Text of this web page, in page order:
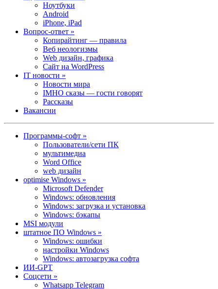
Ноутбуки
Android
iPhone, iPad
Вопрос-ответ »
Копирайтинг — правила
Веб неологизмы
Web дизайн, графика
Сайт на WordPress
IT новости »
Новости мира
IMHO сказы — гости говорят
Рассказы
Вакансии
Программы-софт »
Пользователи/сети ПК
мультимедиа
Word Office
web дизайн
optimise Windows »
Microsoft Defender
Windows: обновления
Windows: загрузка и установка
Windows: бэкапы
MSI модули
штатное ПО Windows »
Windows: ошибки
настройки Windows
Windows: автозагрузка софта
ИИ-GPT
Cоцсети »
Whatsapp Telegram